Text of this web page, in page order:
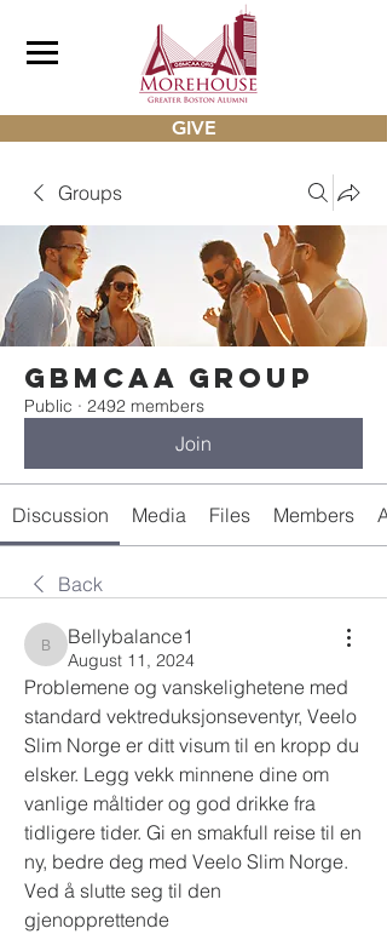
GIVE
Groups
gbmcaa Group
Public · 2492 members
Join
Discussion Media Files Members
Back
Bellybalance1
Bellybalance1
August 11, 2024
Problemene og vanskelighetene med
standard vektreduksjonseventyr, Veelo
Slim Norge er ditt visum til en kropp du
elsker. Legg vekk minnene dine om
vanlige måltider og god drikke fra
tidligere tider. Gi en smakfull reise til en
ny, bedre deg med Veelo Slim Norge.
Ved å slutte seg til den
gjenopprettende